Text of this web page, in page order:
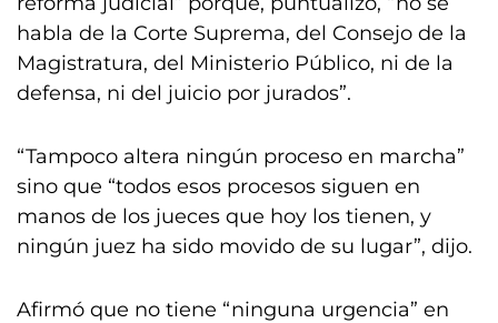
habla de la Corte Suprema, del Consejo de la
Magistratura, del Ministerio Público, ni de la
defensa, ni del juicio por jurados”.
“Tampoco altera ningún proceso en marcha”
sino que “todos esos procesos siguen en
manos de los jueces que hoy los tienen, y
ningún juez ha sido movido de su lugar”, dijo.
Afirmó que no tiene “ninguna urgencia” en